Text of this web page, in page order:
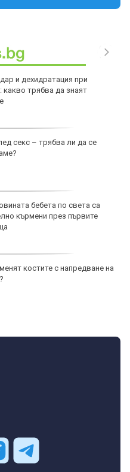
и дехидратация при
какво трябва да знаят
секс – трябва ли да се
бебета по света са
кърмени през първите
костите с напредване на